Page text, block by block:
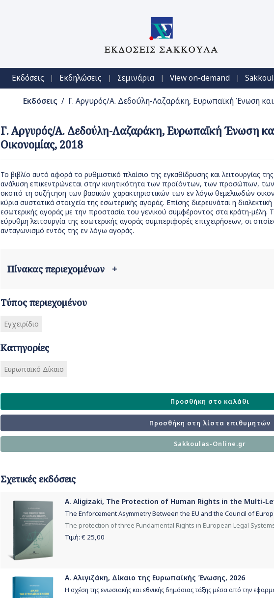
Εκδόσεις | Εκδηλώσεις | Σεμινάρια | View on-demand |
Εκδόσεις / Γ. Αργυρός/Α. Δεδούλη-Λαζαράκη, Ευρωπαϊκή Ένωση
Γ. Αργυρός/Α. Δεδούλη-Λαζαράκη, Ευρωπαϊκή Ένωση
Οικονομίας, 2018
Το βιβλίο αυτό αφορά το ρυθμιστικό πλαίσιο της εγκαθίδρυσης και λειτουργίας
ανάλυση επικεντρώνεται στην κινητικότητα των προϊόντων, των προσώπων,
σκοπό τη συζήτηση των βασικών χαρακτηριστικών των εν λόγω θεμελιωδών
κύρια συστατικά στοιχεία της εσωτερικής αγοράς. Επίσης διερευνάται η
εσωτερικής αγοράς με την προστασία του γενικού συμφέροντος στα κράτη-μέλη.
εύρυθμη λειτουργία της εσωτερικής αγοράς συμπεριφορές επιχειρήσεων, οι
ανταγωνισμό εντός της εν λόγω αγοράς.
Πίνακας περιεχομένων +
Τύπος περιεχομένου
Εγχειρίδιο
Κατηγορίες
Ευρωπαϊκό Δίκαιο
Προσθήκη στο καλάθι
Προσθήκη στη λίστα επιθυμητών
Sakkoulas-Online.gr
Σχετικές εκδόσεις
A. Aligizaki, The Protection of Human Rights in the Multi-
The Enforcement Asymmetry Between the EU and the Council of
The protection of three Fundamental Rights in European Legal
Τιμή: € 25,00
Α. Αλιγιζάκη, Δίκαιο της Ευρωπαϊκής Ένωσης, 2026
Η σχέση της ενωσιακής και εθνικής δημόσιας τάξης μέσα από την